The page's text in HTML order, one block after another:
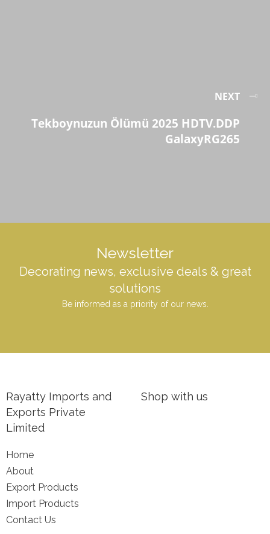
NEXT
Tekboynuzun Ölümü 2025 HDTV.DDP
GalaxyRG265
Newsletter
Decorating news, exclusive deals & great
solutions
Be informed as a priority of our news.
Rayatty Imports and
Exports Private
Limited
Home
About
Export Products
Import Products
Contact Us
Shop with us